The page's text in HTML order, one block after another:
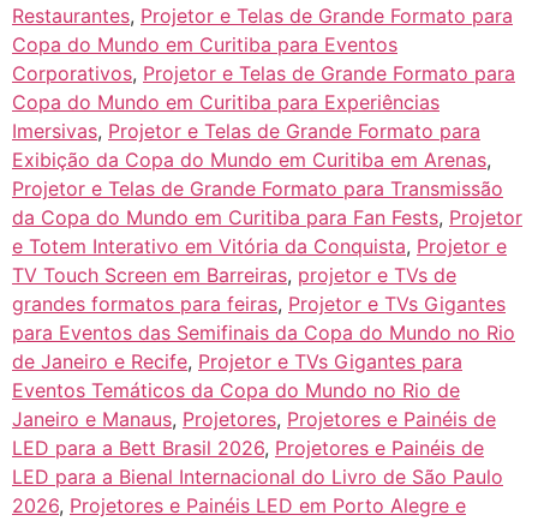
Restaurantes, Projetor e Telas de Grande Formato para
Copa do Mundo em Curitiba para Eventos
Corporativos, Projetor e Telas de Grande Formato para
Copa do Mundo em Curitiba para Experiências
Imersivas, Projetor e Telas de Grande Formato para
Exibição da Copa do Mundo em Curitiba em Arenas,
Projetor e Telas de Grande Formato para Transmissão
da Copa do Mundo em Curitiba para Fan Fests, Projetor
e Totem Interativo em Vitória da Conquista, Projetor e
TV Touch Screen em Barreiras, projetor e TVs de
grandes formatos para feiras, Projetor e TVs Gigantes
para Eventos das Semifinais da Copa do Mundo no Rio
de Janeiro e Recife, Projetor e TVs Gigantes para
Eventos Temáticos da Copa do Mundo no Rio de
Janeiro e Manaus, Projetores, Projetores e Painéis de
LED para a Bett Brasil 2026, Projetores e Painéis de
LED para a Bienal Internacional do Livro de São Paulo
2026, Projetores e Painéis LED em Porto Alegre e